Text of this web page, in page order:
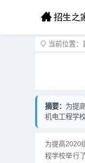
当前位置：
摘要： 为提
机电工程学
为提高2020
程学校举行